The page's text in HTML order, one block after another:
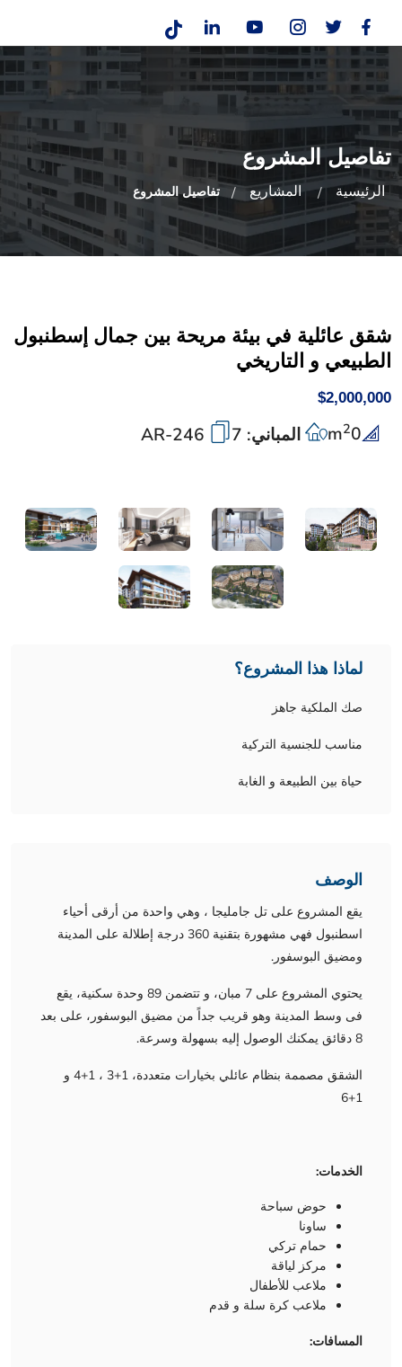
تفاصيل المشروع
الرئيسية المشاريع تفاصيل المشروع
شقق عائلية في بيئة مريحة بين جمال إسطنبول
الطبيعي و التاريخي
$2,000,000
0
m2 المباني: 7
لماذا هذا المشروع؟
صك الملكية جاهز
مناسب للجنسية التركية
حياة بين الطبيعة و الغابة
الوصف
يقع المشروع على تل جامليجا ، وهي واحدة من أرقى أحياء
اسطنبول فهي مشهورة بتقنية 360 درجة إطلالة على المدينة
ومضيق البوسفور.
يحتوي المشروع على 7 مبان، و تتضمن 89 وحدة سكنية، يقع
فى وسط المدينة وهو قريب جداً من مضيق البوسفور، على بعد
8 دقائق يمكنك الوصول إليه بسهولة وسرعة.
الشقق مصممة بنظام عائلي بخيارات متعددة، 1+3 ، 1+4 و
1+6
الخدمات:
حوض سباحة
ساونا
حمام تركي
مركز لياقة
ملاعب للأطفال
ملاعب كرة سلة و قدم
المسافات: